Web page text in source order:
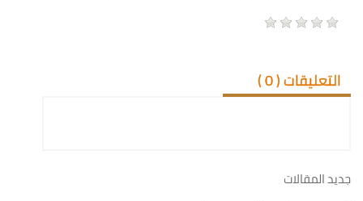
التعليقات (0
)
جديد المقالات